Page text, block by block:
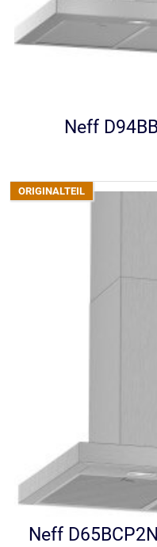
Neff
Neff